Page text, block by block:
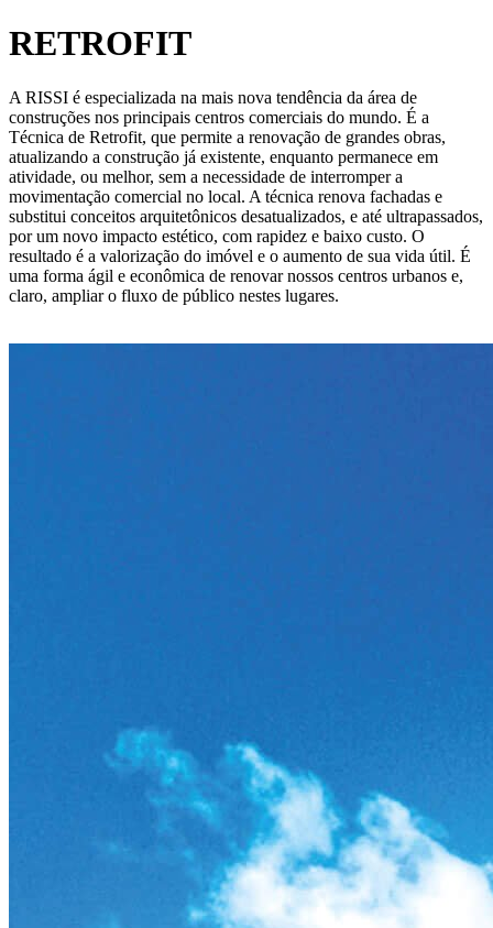
RETROFIT
A RISSI é especializada na mais nova tendência da área de
construções nos principais centros comerciais do mundo. É a
Técnica de Retrofit, que permite a renovação de grandes obras,
atualizando a construção já existente, enquanto permanece em
atividade, ou melhor, sem a necessidade de interromper a
movimentação comercial no local. A técnica renova fachadas e
substitui conceitos arquitetônicos desatualizados, e até ultrapassados,
por um novo impacto estético, com rapidez e baixo custo. O
resultado é a valorização do imóvel e o aumento de sua vida útil. É
uma forma ágil e econômica de renovar nossos centros urbanos e,
claro, ampliar o fluxo de público nestes lugares.